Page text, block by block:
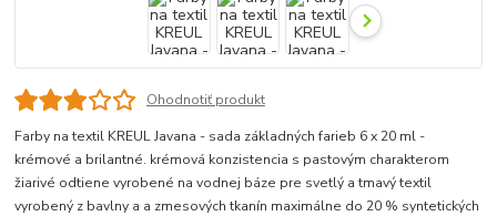
Ohodnotiť produkt
Farby na textil KREUL Javana - sada základných farieb 6 x 20 ml -
krémové a brilantné. krémová konzistencia s pastovým charakterom
žiarivé odtiene vyrobené na vodnej báze pre svetlý a tmavý textil
vyrobený z bavlny a a zmesových tkanín maximálne do 20 % syntetických